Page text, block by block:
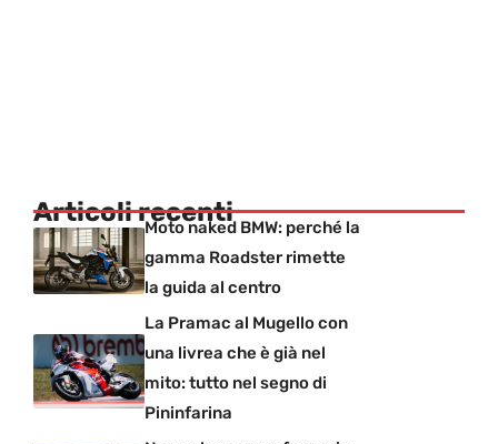
Articoli recentiMoto naked BMW: perché la
gamma Roadster rimette
la guida al centro
La Pramac al Mugello con
una livrea che è già nel
mito: tutto nel segno di
Pininfarina